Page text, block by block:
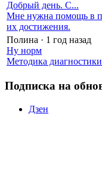
Добрый день. С...
Мне нужна помощь в
их достижения.
Полина · 1 год назад
Ну норм
Методика
Подписка на
Дзен